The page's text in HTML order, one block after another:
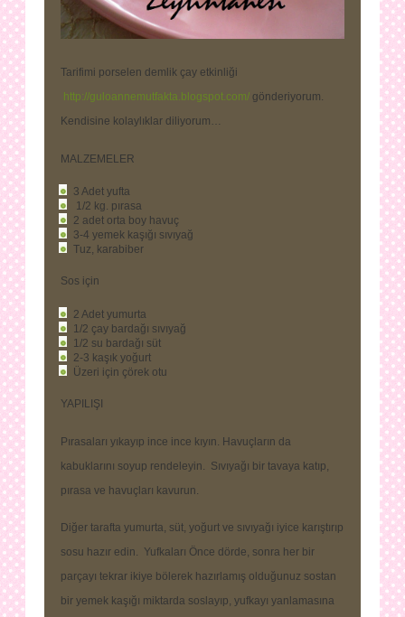
Tarifimi porselen demlik çay etkinliği
http://guloannemutfakta.blogspot.com/ gönderiyorum.
Kendisine kolaylıklar diliyorum…
MALZEMELER
3 Adet yufta
1/2 kg. pırasa
2 adet orta boy havuç
3-4 yemek kaşığı sıvıyağ
Tuz, karabiber
Sos için
2 Adet yumurta
1/2 çay bardağı sıvıyağ
1/2 su bardağı süt
2-3 kaşık yoğurt
Üzeri için çörek otu
YAPILIŞI
Pırasaları yıkayıp ince ince kıyın. Havuçların da
kabuklarını soyup rendeleyin. Sıvıyağı bir tavaya katıp,
pırasa ve havuçları kavurun.
Diğer tarafta yumurta, süt, yoğurt ve sıvıyağı iyice karıştırıp
sosu hazır edin. Yufkaları Önce dörde, sonra her bir
parçayı tekrar ikiye bölerek hazırlamış olduğunuz sostan
bir yemek kaşığı miktarda soslayıp, yufkayı yanlamasına